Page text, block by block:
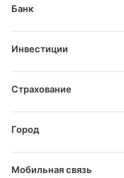
Банк
Инвестиции
Страхование
Город
Мобильная связь